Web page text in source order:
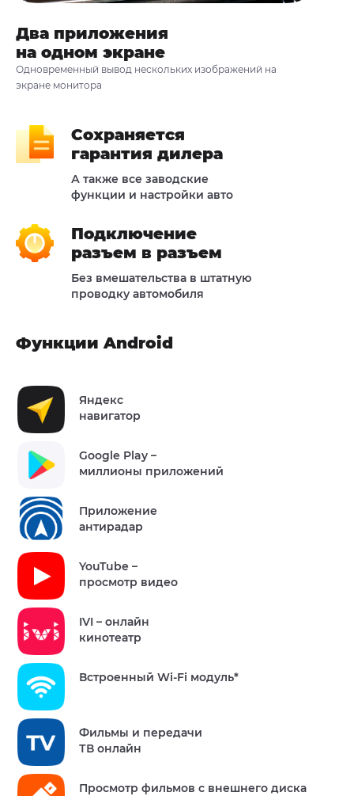
Два приложения
на одном экране
Одновременный вывод нескольких изображений на
экране монитора
Сохраняется
гарантия дилера
А также все заводские
функции и настройки авто
Подключение
разъем в разъем
Без вмешательства в штатную
проводку автомобиля
Функции Android
Яндекс
навигатор
Google Play –
миллионы приложений
Приложение
антирадар
YouTube –
просмотр видео
IVI – онлайн
кинотеатр
Встроенный Wi-Fi модуль*
Фильмы и передачи
ТВ онлайн
Просмотр фильмов с внешнего диска